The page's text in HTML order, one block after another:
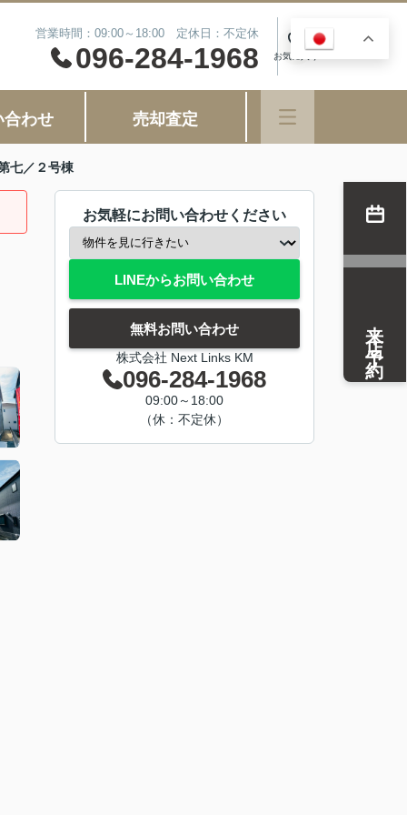
営業時間：09:00～18:00 定休日：不定休
096-284-1968 お気に入り
合わせ 売却査定
七／２号棟
お気軽にお問い合わせください
LINEからお問い合わせ
無料お問い合わせ
株式会社 Next Links KM
096-284-1968
09:00～18:00
（休：不定休）
来店予約